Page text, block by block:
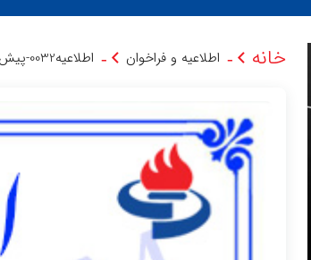
خانه - اطلاعیه و فراخوان - اطلاعیه0032-پیش ثبت نام بیست و هفتمین نمایشگاه نفت، گاز و پتروشیمی تهران